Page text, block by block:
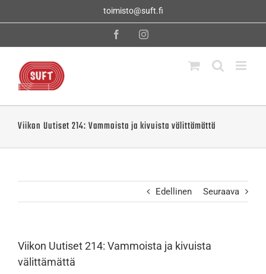
toimisto@suft.fi
FacebookInstagram
Viikon Uutiset 214: Vammoista ja kivuista välittämättä
Edellinen Seuraava
Viikon Uutiset 214: Vammoista ja kivuista
välittämättä